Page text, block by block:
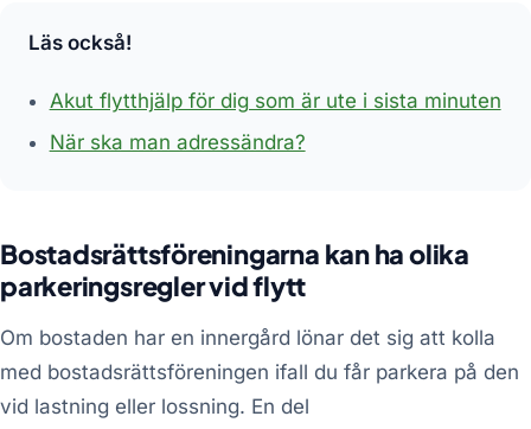
Läs också!
Akut flytthjälp för dig som är ute i sista minuten
När ska man adressändra?
Bostadsrättsföreningarna kan ha olika
parkeringsregler vid flytt
Om bostaden har en innergård lönar det sig att kolla
med bostadsrättsföreningen ifall du får parkera på den
vid lastning eller lossning. En del